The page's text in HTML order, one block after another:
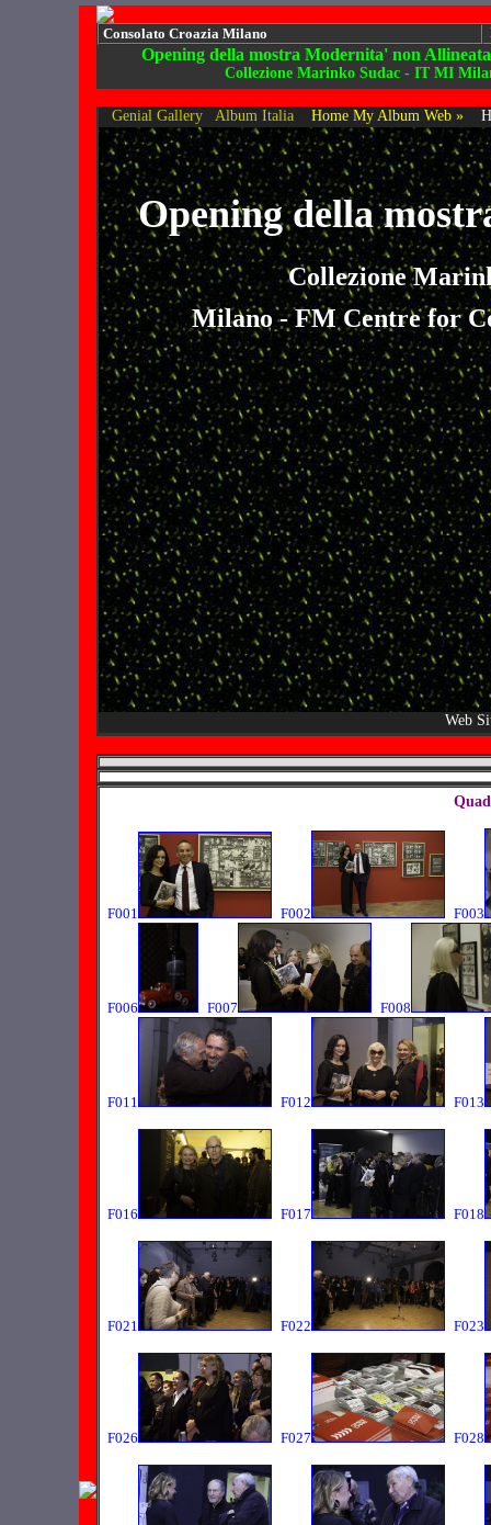
Consolato Croazia Milano
Opening della mostra Modernita' non
Collezione Marinko Sudac - IT MI
Genial Gallery Album Italia Home My Album Web »
Opening della
Collezione
Milano - FM Centre for
Web
F001 F002 F003
F006 F007 F008
F011 F012 F013
F016 F017 F018
F021 F022 F023
F026 F027 F028